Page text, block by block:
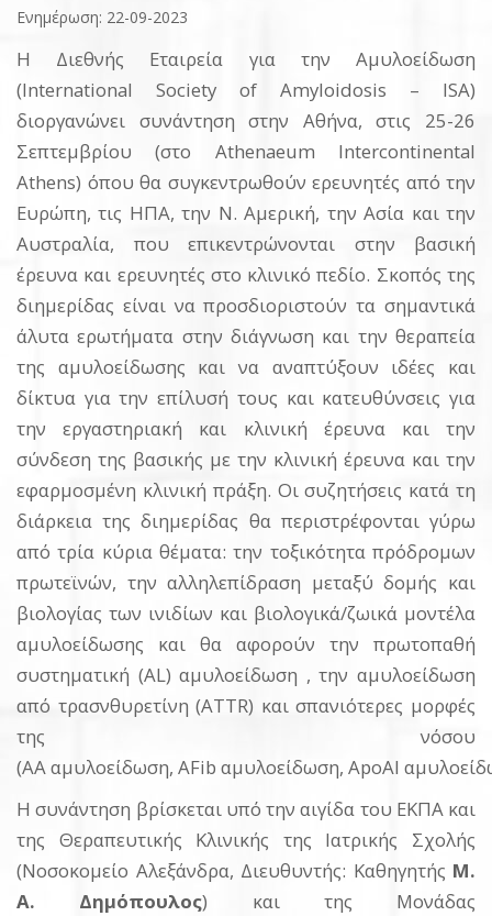
Ενημέρωση: 22-09-2023
Η Διεθνής Εταιρεία για την Αμυλοείδωση
(Ιnternational Society of Amyloidosis – ISA)
διοργανώνει συνάντηση στην Αθήνα, στις 25-26
Σεπτεμβρίου (στο Athenaeum Intercontinental
Athens) όπου θα συγκεντρωθούν ερευνητές από την
Ευρώπη, τις ΗΠΑ, την Ν. Αμερική, την Ασία και την
Αυστραλία, που επικεντρώνονται στην βασική
έρευνα και ερευνητές στο κλινικό πεδίο. Σκοπός της
διημερίδας είναι να προσδιοριστούν τα σημαντικά
άλυτα ερωτήματα στην διάγνωση και την θεραπεία
της αμυλοείδωσης και να αναπτύξουν ιδέες και
δίκτυα για την επίλυσή τους και κατευθύνσεις για
την εργαστηριακή και κλινική έρευνα και την
σύνδεση της βασικής με την κλινική έρευνα και την
εφαρμοσμένη κλινική πράξη. Οι συζητήσεις κατά τη
διάρκεια της διημερίδας θα περιστρέφονται γύρω
από τρία κύρια θέματα: την τοξικότητα πρόδρομων
πρωτεϊνών, την αλληλεπίδραση μεταξύ δομής και
βιολογίας των ινιδίων και βιολογικά/ζωικά μοντέλα
αμυλοείδωσης και θα αφορούν την πρωτοπαθή
συστηματική (AL) αμυλοείδωση , την αμυλοείδωση
από τρασνθυρετίνη (ATTR) και σπανιότερες μορφές
της νόσου
(AA αμυλοείδωση, AFib αμυλοείδωση, ApoAI
Η συνάντηση βρίσκεται υπό την αιγίδα του ΕΚΠΑ και
της Θεραπευτικής Κλινικής της Ιατρικής Σχολής
(Νοσοκομείο Αλεξάνδρα, Διευθυντής: Καθηγητής Μ.
Α. Δημόπουλος) και της Μονάδας